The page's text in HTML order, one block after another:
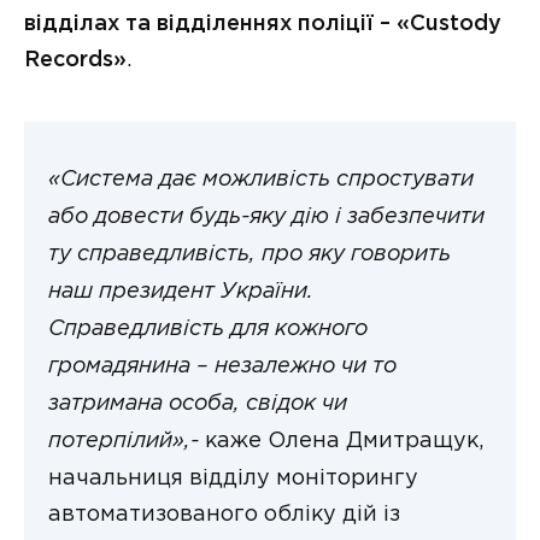
відділах та відділеннях поліції – «Custody
Records».
«Система дає можливість спростувати
або довести будь-яку дію і забезпечити
ту справедливість, про яку говорить
наш президент України.
Справедливість для кожного
громадянина – незалежно чи то
затримана особа, свідок чи
потерпілий»,- каже Олена Дмитращук,
начальниця відділу моніторингу
автоматизованого обліку дій із